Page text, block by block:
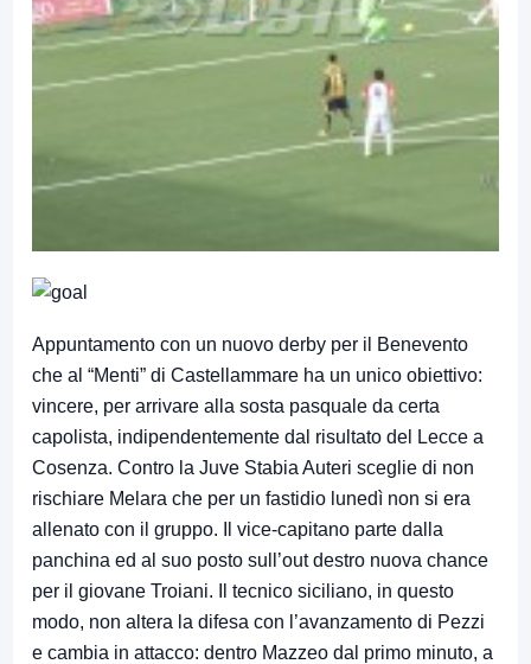
Appuntamento con un nuovo derby per il Benevento
che al “Menti” di Castellammare ha un unico obiettivo:
vincere, per arrivare alla sosta pasquale da certa
capolista, indipendentemente dal risultato del Lecce a
Cosenza. Contro la Juve Stabia Auteri sceglie di non
rischiare Melara che per un fastidio lunedì non si era
allenato con il gruppo. Il vice-capitano parte dalla
panchina ed al suo posto sull’out destro nuova chance
per il giovane Troiani. Il tecnico siciliano, in questo
modo, non altera la difesa con l’avanzamento di Pezzi
e cambia in attacco: dentro Mazzeo dal primo minuto, a